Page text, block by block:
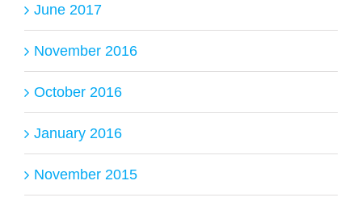
June 2017
November 2016
October 2016
January 2016
November 2015